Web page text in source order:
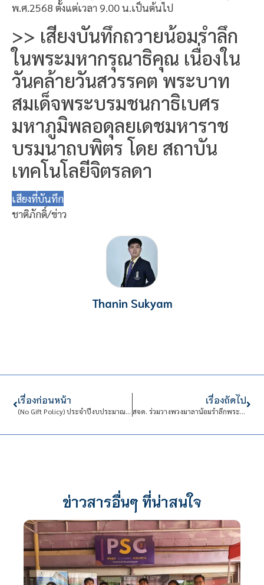
พ.ศ.2568 ตั้งแต่เวลา 9.00 น.เป็นต้นไป
>> เสียงบันทึกถวายน้อมรำลึก
ในพระมหากรุณาธิคุณ เนื่องใน
วันคล้ายวันสวรรคต พระบาท
สมเด็จพระบรมชนกาธิเบศร
มหาภูมิพลอดุลยเดชมหาราช
บรมนาถบพิตร โดย สถาบัน
เทคโนโลยีจิตรลดา
เสียงที่บันทึก
ชาติภักดิ์/ข่าว
Thanin Sukyam
เรื่องก่อนหน้า
(No Gift Policy) ประจำปีงบประมาณ พ.ศ. 2569
เรื่องถัดไป
สจด. ร่วมวางพวงมาลาน้อมรำลึกพระมหากรุณาธิคุณ วันนวมินทรมหาราช
ข่าวสารอื่นๆ ที่น่าสนใจ